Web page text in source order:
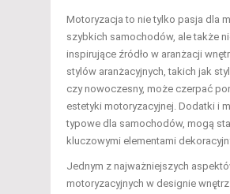
Motoryzacja to nie tylko pasja dla
szybkich samochodów, ale także
inspirujące źródło w aranżacji
stylów aranżacyjnych, takich jak
czy nowoczesny, może czerpać
estetyki motoryzacyjnej. Dodatki i
typowe dla samochodów, mogą
kluczowymi elementami
Jednym z najważniejszych
motoryzacyjnych w designie